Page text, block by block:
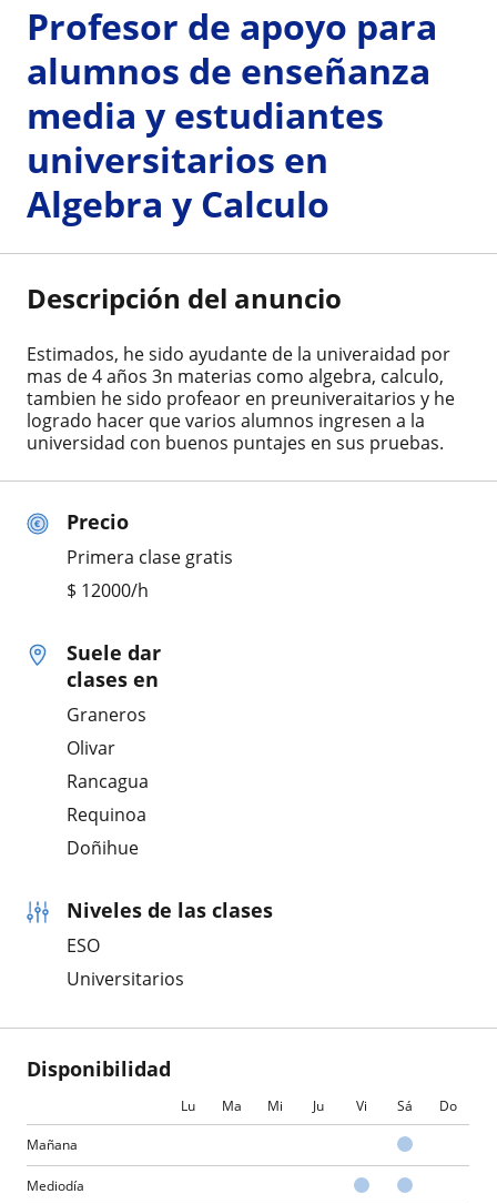
Precio
Primera clase gratis
$ 12000/h
Suele dar
clases en
Graneros
Olivar
Rancagua
Requinoa
Doñihue
Niveles de las clases
ESO
Universitarios
Disponibilidad
Lu Ma Mi Ju Vi Sá Do
Mañana
Mediodía
Profesor de apoyo para
alumnos de enseñanza
media y estudiantes
universitarios en
Algebra y Calculo
Descripción del anuncio
Estimados, he sido ayudante de la univeraidad por
mas de 4 años 3n materias como algebra, calculo,
tambien he sido profeaor en preuniveraitarios y he
logrado hacer que varios alumnos ingresen a la
universidad con buenos puntajes en sus pruebas.